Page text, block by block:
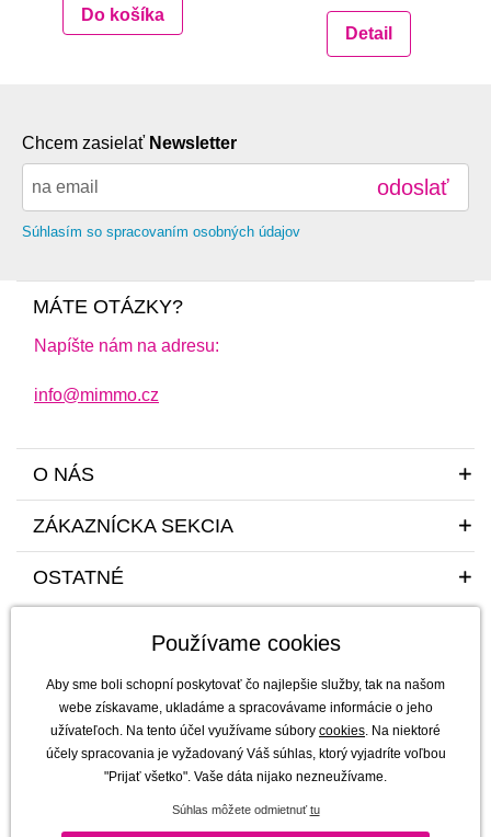
Do košíka
Detail
Chcem zasielať Newsletter
odoslať
Súhlasím so spracovaním osobných údajov
MÁTE OTÁZKY?
Napíšte nám na adresu:
info@mimmo.cz
O NÁS
ZÁKAZNÍCKA SEKCIA
OSTATNÉ
Sme tu pre vás a vaše deti s radosťou a mim(m)oriadnou starostlivosťou od
roku 2011
Designs, Melii a SKÅGFÄ pre ČR a Slovensko
Copyright © 2011-2026 mimmo s.r.o. |Všetky práva vyhradené | technicky
Používame cookies
Aby sme boli schopní poskytovať čo najlepšie služby, tak na našom
webe získavame, ukladáme a spracovávame informácie o jeho
užívateľoch. Na tento účel využívame súbory cookies. Na niektoré
účely spracovania je vyžadovaný Váš súhlas, ktorý vyjadríte voľbou
"Prijať všetko". Vaše dáta nijako nezneužívame.
Súhlas môžete odmietnuťtu